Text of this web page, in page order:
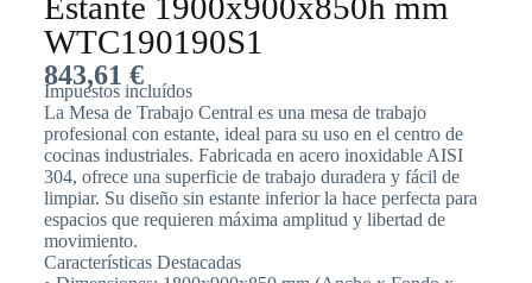
WTC190190S1
843,61 €
Impuestos incluídos
La Mesa de Trabajo Central es una mesa de trabajo
profesional con estante, ideal para su uso en el centro de
cocinas industriales. Fabricada en acero inoxidable AISI
304, ofrece una superficie de trabajo duradera y fácil de
limpiar. Su diseño sin estante inferior la hace perfecta para
espacios que requieren máxima amplitud y libertad de
movimiento.
Características Destacadas